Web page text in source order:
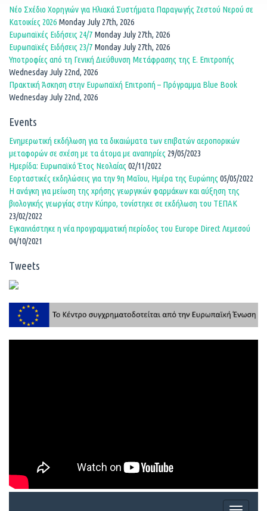
Νέο Σχέδιο Χορηγιών για Ηλιακά Συστήματα Παραγωγής Ζεστού Νερού σε
Κατοικίες 2026 Monday July 27th, 2026
Ευρωπαϊκές Ειδήσεις 24/7 Monday July 27th, 2026
Ευρωπαϊκές Ειδήσεις 23/7 Monday July 27th, 2026
Υποτροφίες από τη Γενική Διεύθυνση Μετάφρασης της Ε. Επιτροπής
Wednesday July 22nd, 2026
Πρακτική Άσκηση στην Ευρωπαϊκή Επιτροπή – Πρόγραμμα Blue Book
Wednesday July 22nd, 2026
Events
Ενημερωτική εκδήλωση για τα δικαιώματα των επιβατών αεροπορικών
μεταφορών σε σχέση με τα άτομα με αναπηρίες 29/05/2023
Ημερίδα: Ευρωπαϊκό Έτος Νεολαίας 02/11/2022
Εορταστικές εκδηλώσεις για την 9η Μαΐου, Ημέρα της Ευρώπης 05/05/2022
Η ανάγκη για μείωση της χρήσης γεωργικών φαρμάκων και αύξηση της
βιολογικής γεωργίας στην Κύπρο, τονίστηκε σε εκδήλωση του ΤΕΠΑΚ
23/02/2022
Εγκαινιάστηκε η νέα προγραμματική περίοδος του Europe Direct Λεμεσού
04/10/2021
Tweets